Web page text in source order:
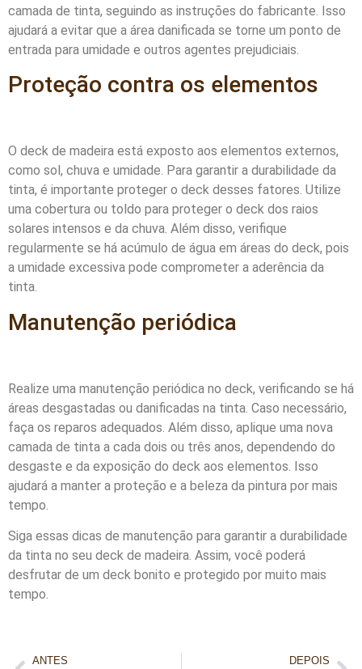
camada de tinta, seguindo as instruções do fabricante. Isso
ajudará a evitar que a área danificada se torne um ponto de
entrada para umidade e outros agentes prejudiciais.
Proteção contra os elementos
O deck de madeira está exposto aos elementos externos,
como sol, chuva e umidade. Para garantir a durabilidade da
tinta, é importante proteger o deck desses fatores. Utilize
uma cobertura ou toldo para proteger o deck dos raios
solares intensos e da chuva. Além disso, verifique
regularmente se há acúmulo de água em áreas do deck, pois
a umidade excessiva pode comprometer a aderência da
tinta.
Manutenção periódica
Realize uma manutenção periódica no deck, verificando se há
áreas desgastadas ou danificadas na tinta. Caso necessário,
faça os reparos adequados. Além disso, aplique uma nova
camada de tinta a cada dois ou três anos, dependendo do
desgaste e da exposição do deck aos elementos. Isso
ajudará a manter a proteção e a beleza da pintura por mais
tempo.
Siga essas dicas de manutenção para garantir a durabilidade
da tinta no seu deck de madeira. Assim, você poderá
desfrutar de um deck bonito e protegido por muito mais
tempo.
ANTES DEPOIS